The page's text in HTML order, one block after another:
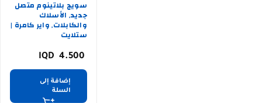
سويج بلاتينوم متصل
جديد, الأسلاك
والكابلات, واير كامرة |
ستلايت
4.500
إضافة إلى
السلة